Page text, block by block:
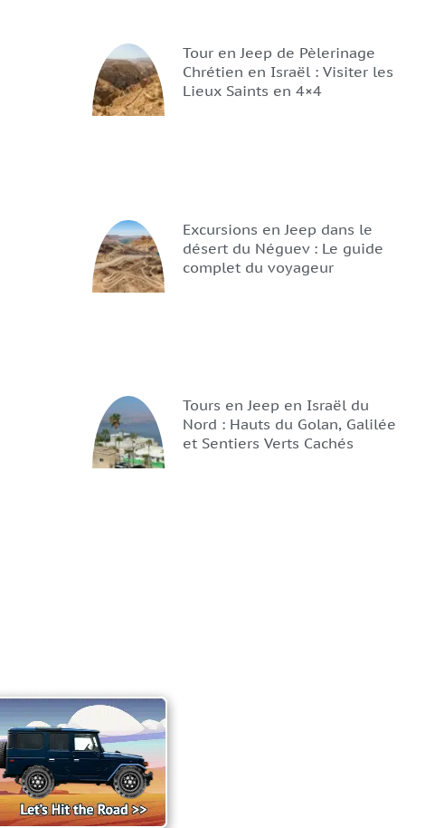
Tour en Jeep de Pèlerinage
Chrétien en Israël : Visiter les
Lieux Saints en 4×4
Excursions en Jeep dans le
désert du Néguev : Le guide
complet du voyageur
Tours en Jeep en Israël du
Nord : Hauts du Golan, Galilée
et Sentiers Verts Cachés